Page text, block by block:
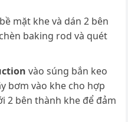
mặt khe và dán 2 bên
baking rod và quét
vào súng bắn keo
bơm vào khe cho hợp
2 bên thành khe để đảm